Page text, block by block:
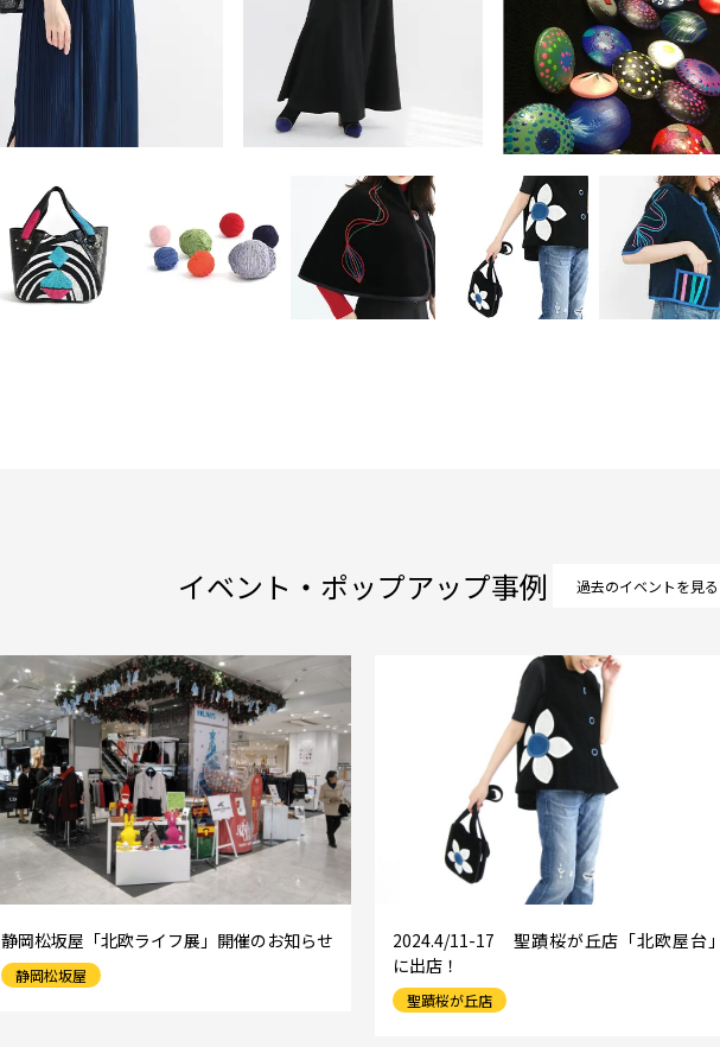
イベント・ポップアップ事例 過去のイベントを見る
静岡松坂屋「北欧ライフ展」開催のお知らせ
静岡松坂屋
2024.4/11-17 聖蹟桜が丘店「北欧屋台」
に出店！
聖蹟桜が丘店